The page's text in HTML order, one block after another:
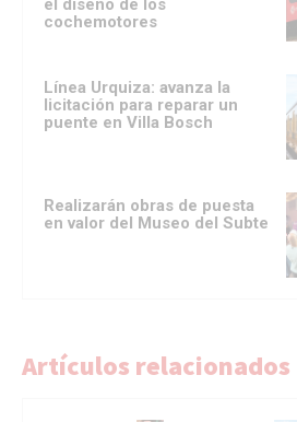
el diseño de los
cochemotores
Línea Urquiza: avanza la
licitación para reparar un
puente en Villa Bosch
Realizarán obras de puesta
en valor del Museo del Subte
Artículos relacionados